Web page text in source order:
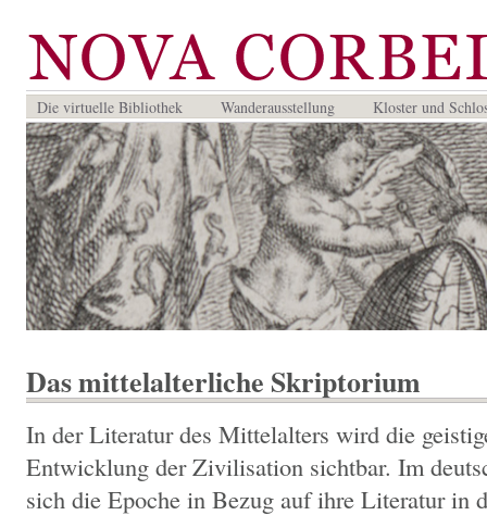
Die virtuelle Bibliothek Wanderausstellung Kloster und
Das mittelalterliche Skriptorium
In der Literatur des Mittelalters wird die
Entwicklung der Zivilisation sichtbar. Im
sich die Epoche in Bezug auf ihre Literatur in